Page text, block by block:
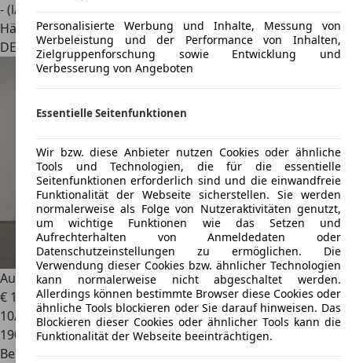
- (l/100 km)
Händler
DE 70736Fellbach
Audi S12.0 TFSI quattro|BOSE|DAB|SHZ|XENON
€ 12.900
10/2016
190.000 km
Benzin
Personalisierte Werbung und Inhalte, Messung von
Werbeleistung und der Performance von Inhalten,
Zielgruppenforschung sowie Entwicklung und
Verbesserung von Angeboten
Essentielle Seitenfunktionen
Wir bzw. diese Anbieter nutzen Cookies oder ähnliche
Tools und Technologien, die für die essentielle
Seitenfunktionen erforderlich sind und die einwandfreie
Funktionalität der Webseite sicherstellen. Sie werden
normalerweise als Folge von Nutzeraktivitäten genutzt,
um wichtige Funktionen wie das Setzen und
Aufrechterhalten von Anmeldedaten oder
Datenschutzeinstellungen zu ermöglichen. Die
Verwendung dieser Cookies bzw. ähnlicher Technologien
kann normalerweise nicht abgeschaltet werden.
Allerdings können bestimmte Browser diese Cookies oder
ähnliche Tools blockieren oder Sie darauf hinweisen. Das
Blockieren dieser Cookies oder ähnlicher Tools kann die
Funktionalität der Webseite beeinträchtigen.